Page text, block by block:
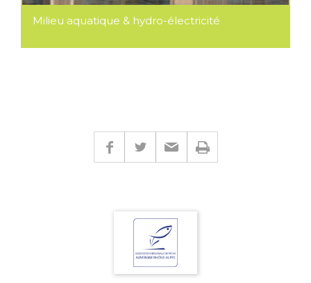
Milieu aquatique & hydro-électricité